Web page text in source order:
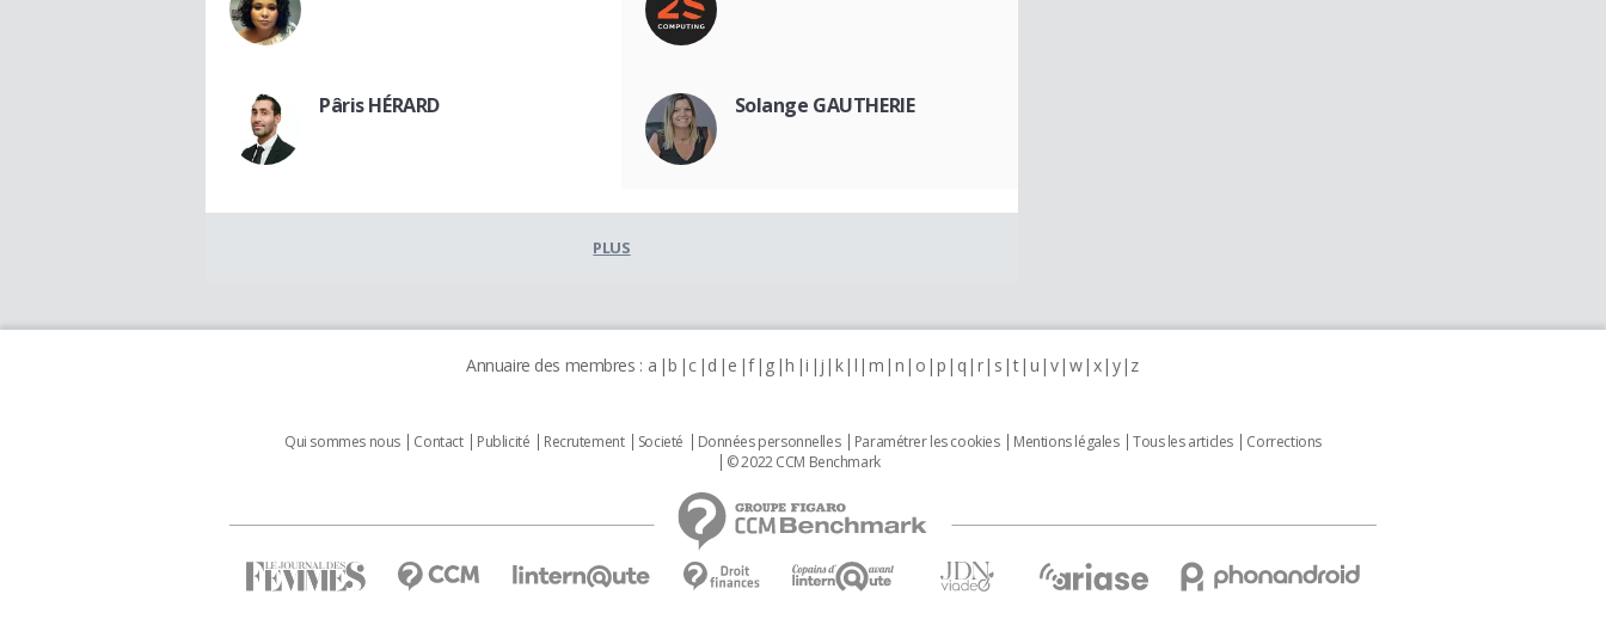
Pâris HÉRARD Solange GAUTHERIE
PLUS
Annuaire des membres : a b c d e f g h i j k l m n o p q r s t u v w x y z
Qui sommes nous Contact Publicité Recrutement Societé Données personnelles Paramétrer les cookies Mentions légales Tous les articles
Corrections
© 2022 CCM Benchmark